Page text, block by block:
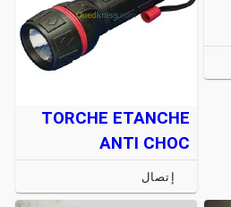
TORCHE ETANCHE
ANTI CHOC
إتصال